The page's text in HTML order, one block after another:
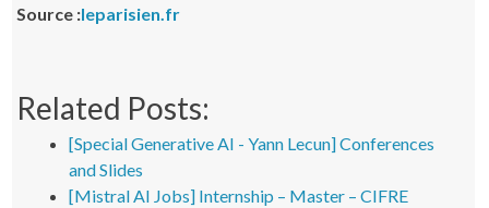
Source :leparisien.fr
Related Posts:
[Special Generative AI - Yann Lecun] Conferences
and Slides
[Mistral AI Jobs] Internship – Master – CIFRE